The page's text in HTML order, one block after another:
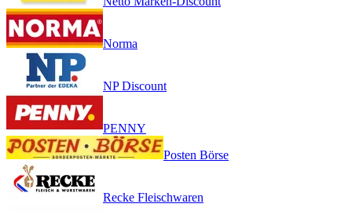
Norma
NP Discount
PENNY
Posten Börse
Recke Fleischwaren